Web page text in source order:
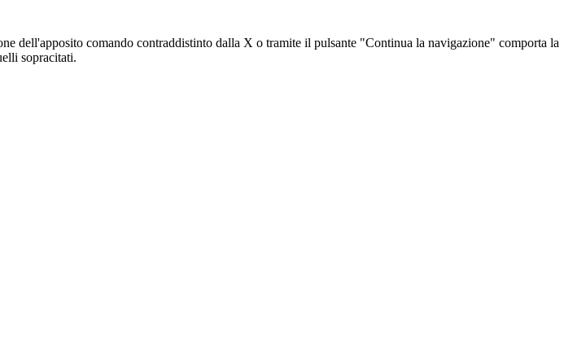
dell'apposito comando contraddistinto dalla X o tramite il pulsante "Continua la navigazione" comporta la
sopracitati.